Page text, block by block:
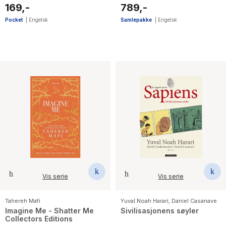
169,-
Pocket Engelsk
books of the hottest
fantasy series and TikTok
sensation
789,-
Samlepakke Engelsk
Vis serie
Tahereh Mafi
Imagine Me - Shatter Me
Collectors Editions
Vis serie
Yuval Noah Harari, Daniel Casanave
Sivilisasjonens søyler